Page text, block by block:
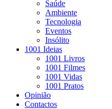
Saúde
Ambiente
Tecnologia
Eventos
Insólito
1001 Ideias
1001 Livros
1001 Filmes
1001 Vidas
1001 Pratos
Opinião
Contactos